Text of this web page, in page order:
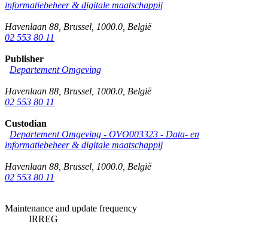
informatiebeheer & digitale maatschappij
Havenlaan 88 Brussel 1000.0 België
02 553 80 11
Publisher
Departement Omgeving
Havenlaan 88 Brussel 1000.0 België
02 553 80 11
Custodian
Departement Omgeving - OVO003323 - Data- en
informatiebeheer & digitale maatschappij
Havenlaan 88 Brussel 1000.0 België
02 553 80 11
Maintenance and update frequency
IRREG